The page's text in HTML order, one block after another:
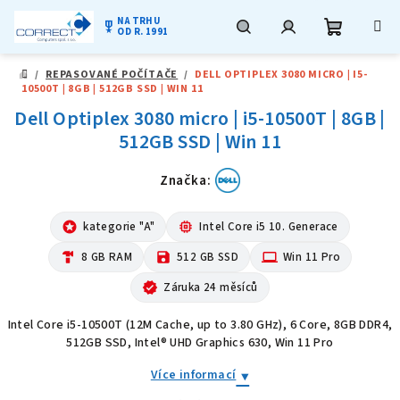
obsah
military_tech NA TRHU
OD R. 1991
košík
DOMŮ
/ REPASOVANÉ POČÍTAČE / DELL OPTIPLEX 3080 MICRO | I5-
10500T | 8GB | 512GB SSD | WIN 11
Dell Optiplex 3080 micro | i5-10500T | 8GB |
512GB SSD | Win 11
Značka:
stars kategorie "A" memory Intel Core i5 10. Generace
hardware 8 GB RAM save 512 GB SSD computer Win 11 Pro
verified Záruka 24 měsíců
Intel Core i5-10500T (12M Cache, up to 3.80 GHz), 6 Core, 8GB DDR4,
512GB SSD, Intel® UHD Graphics 630, Win 11 Pro
Více informací